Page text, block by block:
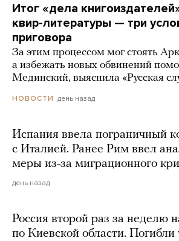
Итог «дела
квир-литературы — три
приговора
За этим процессом мог стоять
а избежать новых обвинений
Мединский, выяснила «Русская
НОВОСТИ день назад
Испания ввела пограничный
с Италией. Ранее Рим ввел
меры из-за миграционного
день назад
Россия второй раз за неделю
по Киевской области. Погибли